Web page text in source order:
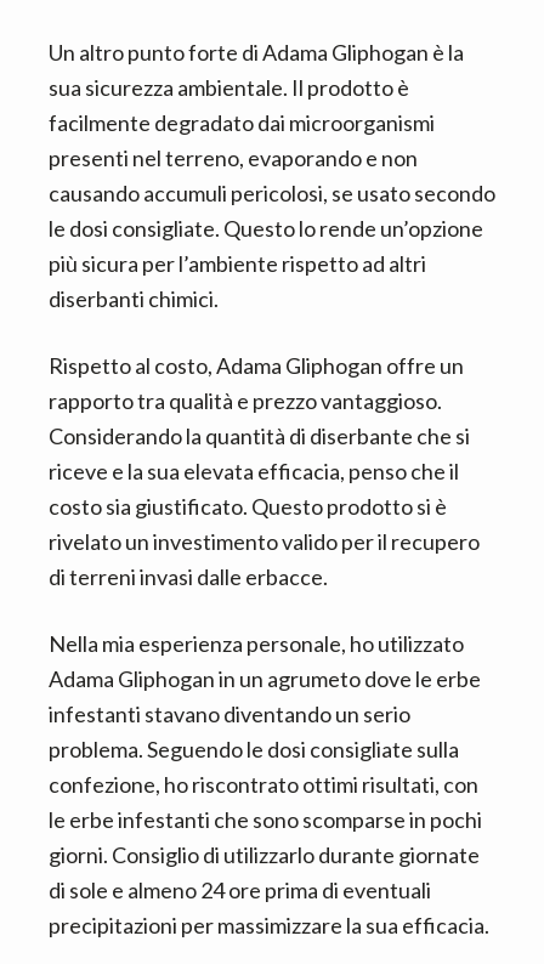
Un altro punto forte di Adama Gliphogan è la
sua sicurezza ambientale. Il prodotto è
facilmente degradato dai microorganismi
presenti nel terreno, evaporando e non
causando accumuli pericolosi, se usato secondo
le dosi consigliate. Questo lo rende un’opzione
più sicura per l’ambiente rispetto ad altri
diserbanti chimici.
Rispetto al costo, Adama Gliphogan offre un
rapporto tra qualità e prezzo vantaggioso.
Considerando la quantità di diserbante che si
riceve e la sua elevata efficacia, penso che il
costo sia giustificato. Questo prodotto si è
rivelato un investimento valido per il recupero
di terreni invasi dalle erbacce.
Nella mia esperienza personale, ho utilizzato
Adama Gliphogan in un agrumeto dove le erbe
infestanti stavano diventando un serio
problema. Seguendo le dosi consigliate sulla
confezione, ho riscontrato ottimi risultati, con
le erbe infestanti che sono scomparse in pochi
giorni. Consiglio di utilizzarlo durante giornate
di sole e almeno 24 ore prima di eventuali
precipitazioni per massimizzare la sua efficacia.